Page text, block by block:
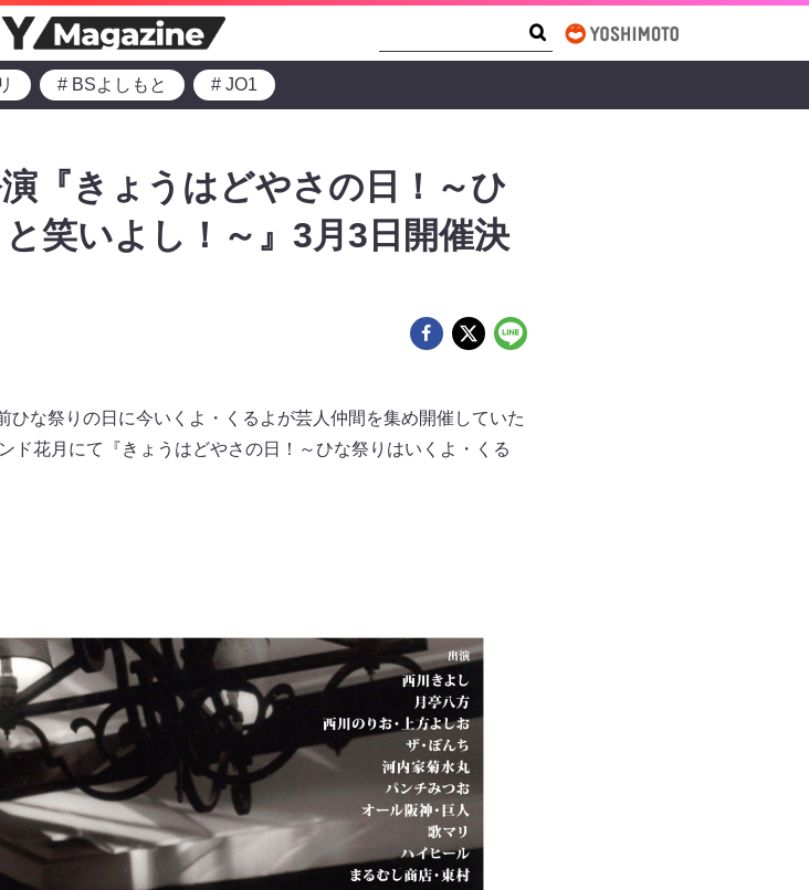
# BSよしもと # JO1
『きょうはどやさの日！～ひ
笑いよし！～』3月3日開催決
な祭りの日に今いくよ・くるよが芸人仲間を集め開催していた
ド花月にて『きょうはどやさの日！～ひな祭りはいくよ・くる